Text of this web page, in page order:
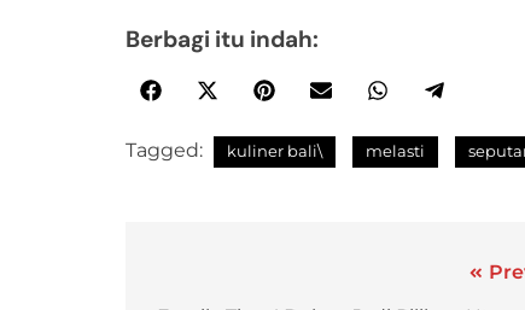
Berbagi itu indah:
Tagged: kuliner bali\ melasti